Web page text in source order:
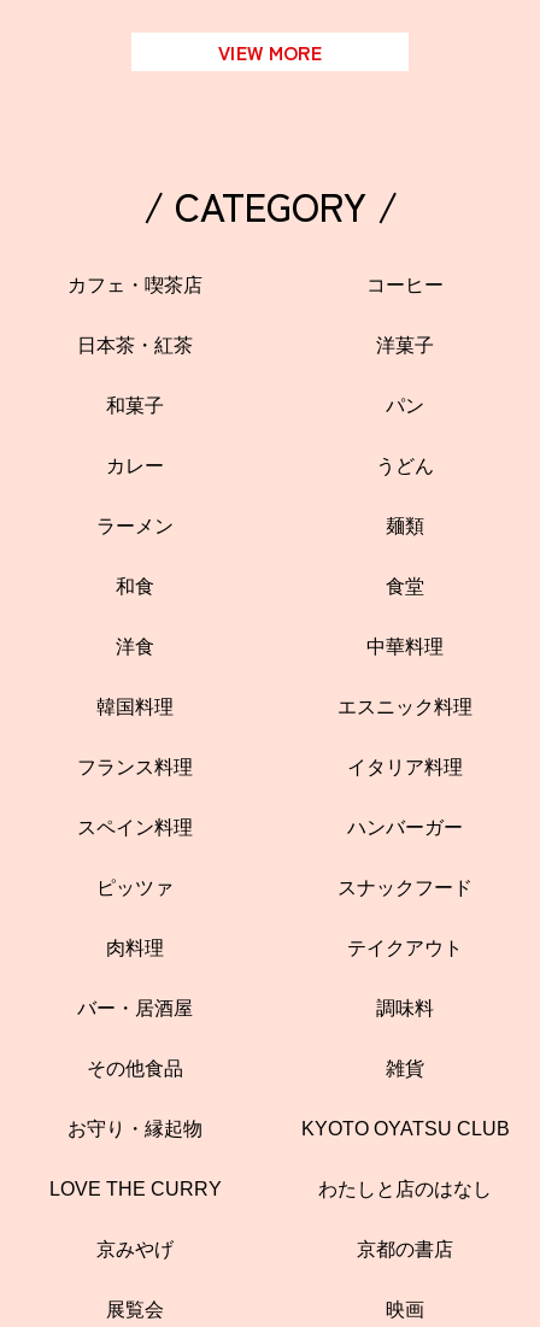
VIEW MORE
/ CATEGORY /
カフェ・喫茶店 コーヒー
日本茶・紅茶 洋菓子
和菓子 パン
カレー うどん
ラーメン 麺類
和食 食堂
洋食 中華料理
韓国料理 エスニック料理
フランス料理 イタリア料理
スペイン料理 ハンバーガー
ピッツァ スナックフード
肉料理 テイクアウト
バー・居酒屋 調味料
その他食品 雑貨
お守り・縁起物 KYOTO OYATSU CLUB
LOVE THE CURRY わたしと店のはなし
京みやげ 京都の書店
展覧会 映画